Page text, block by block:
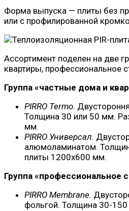
Форма выпуска — плиты без
или с профилированной
Ассортимент поделен на две
квартиры, профессиональное
Группа «частные дома и
PIRRO Termo.
Толщина 30 или 50 мм.
мм.
PIRRO Универсал.
алюмоламинатом.
плиты 1200х600 мм.
Группа «профессиональное
PIRRO Membrane.
фольгой. Толщина 30-